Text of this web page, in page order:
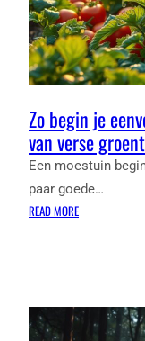
Zo begin je
van verse
Een moestuin
paar goede…
READ MORE:
EEN
MOESTUIN